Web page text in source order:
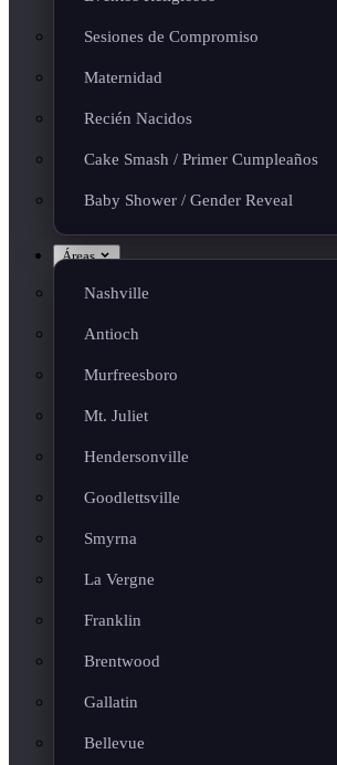
Sesiones de Compromiso
Maternidad
Recién Nacidos
Cake Smash / Primer Cumpleaños
Baby Shower / Gender Reveal
Áreas
Nashville
Antioch
Murfreesboro
Mt. Juliet
Hendersonville
Goodlettsville
Smyrna
La Vergne
Franklin
Brentwood
Gallatin
Bellevue